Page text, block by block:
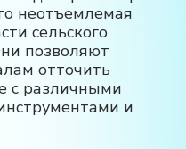
неотъемлемая
сельского
позволяют
отточить
с различными
и